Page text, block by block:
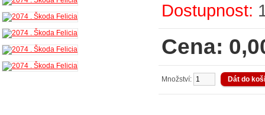
Dostupnost:
Cena:
Množství: